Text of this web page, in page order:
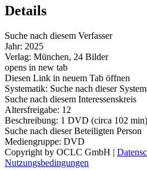
Details
Suche nach diesem Verfasser
Jahr: 2025
Verlag: München, 24 Bilder
opens in new tab
Diesen Link in neuem Tab öffnen
Systematik: Suche nach dieser
Suche nach diesem Interessenskreis
Altersfreigabe: 12
Beschreibung: 1 DVD (circa 102 min)
Suche nach dieser Beteiligten Person
Mediengruppe: DVD
Copyright by OCLC GmbH |
Nutzungsbedingungen